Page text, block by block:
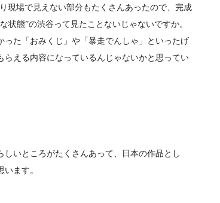
場で見えない部分もたくさんあったので、完成
状態”の渋谷って見たことないじゃないですか。
た「おみくじ」や「暴走でんしゃ」といったげ
らえる内容になっているんじゃないかと思ってい
いところがたくさんあって、日本の作品とし
ます。